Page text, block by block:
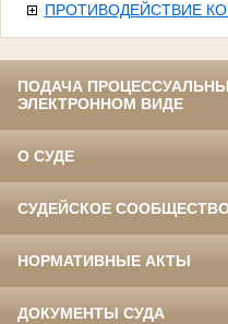
ПРОТИВОДЕЙСТВИЕ
ПОДАЧА
ЭЛЕКТРОННОМ ВИДЕ
О СУДЕ
СУДЕЙСКОЕ
НОРМАТИВНЫЕ АКТЫ
ДОКУМЕНТЫ СУДА